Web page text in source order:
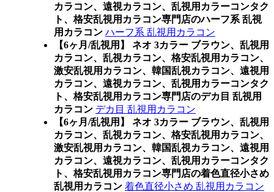
カラコン、遠視カラコン、乱視用カラーコンタク
ト、格安乱視用カラコン専門店のハーフ系 乱視
用カラコン ハーフ系 乱視用カラコン
【6ヶ月/乱視用】 ネオ 3カラー ブラウン、乱視用
カラコン、乱視カラコン、格安乱視用カラコン、
激安乱視用カラコン、韓国乱視カラコン、遠視用
カラコン、遠視カラコン、乱視用カラーコンタク
ト、格安乱視用カラコン専門店のデカ目 乱視用
カラコン デカ目 乱視用カラコン
【6ヶ月/乱視用】 ネオ 3カラー ブラウン、乱視用
カラコン、乱視カラコン、格安乱視用カラコン、
激安乱視用カラコン、韓国乱視カラコン、遠視用
カラコン、遠視カラコン、乱視用カラーコンタク
ト、格安乱視用カラコン専門店の着色直径小さめ
乱視用カラコン 着色直径小さめ 乱視用カラコン